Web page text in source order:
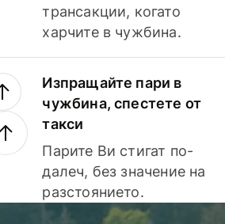
трансакции, когато
харчите в чужбина.
Изпращайте пари в
чужбина, спестете от
такси
Парите Ви стигат по-
далеч, без значение на
разстоянието.